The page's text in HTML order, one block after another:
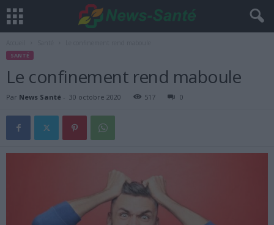
SANTÉ
Le confinement rend maboule
Par News Santé - 30 octobre 2020 517 0